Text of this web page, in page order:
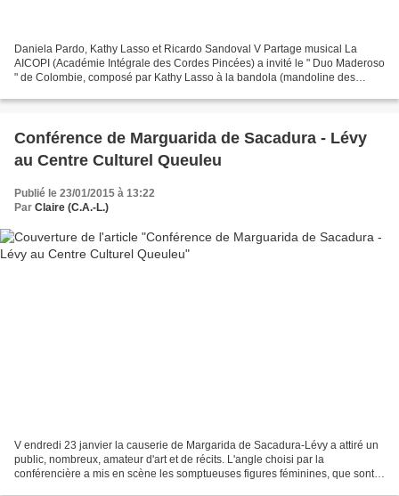
Daniela Pardo, Kathy Lasso et Ricardo Sandoval V Partage musical La
AICOPI (Académie Intégrale des Cordes Pincées) a invité le " Duo Maderoso
" de Colombie, composé par Kathy Lasso à la bandola (mandoline des
Conférence de Marguarida de Sacadura - Lévy
au Centre Culturel Queuleu
Publié le 23/01/2015 à 13:22
Par Claire (C.A.-L.)
V endredi 23 janvier la causerie de Margarida de Sacadura-Lévy a attiré un
public, nombreux, amateur d'art et de récits. L'angle choisi par la
conférencière a mis en scène les somptueuses figures féminines, que sont